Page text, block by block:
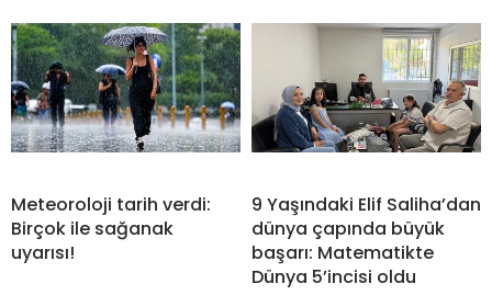
Meteoroloji tarih verdi:
Birçok ile sağanak
uyarısı!
9 Yaşındaki Elif Saliha’dan
dünya çapında büyük
başarı: Matematikte
Dünya 5’incisi oldu